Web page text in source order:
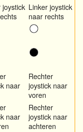
joystick Linker joystick
naar rechts
naar
Rechter
joystick naar
voren
naar
Rechter
joystick naar
achteren